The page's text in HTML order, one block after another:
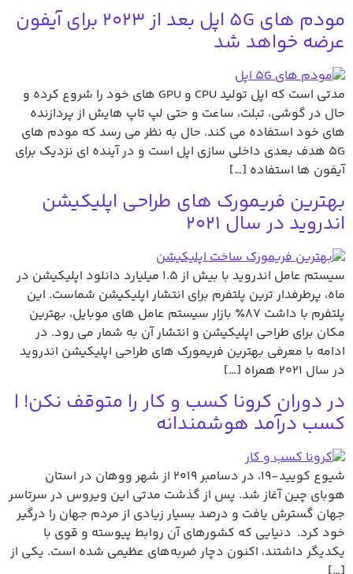
مودم های 5G اپل بعد از 2023 برای آیفون
عرضه خواهد شد
مدتی است که اپل تولید CPU و GPU های خود را شروع کرده و
حال در گوشی، تبلت، ساعت و حتی لپ تاپ هایش از پردازنده
های خود استفاده می کند. حال به نظر می رسد که مودم های
5G هدف بعدی داخلی سازی اپل است و در آینده ای نزدیک برای
آیفون ها استفاده […]
بهترین فریمورک های طراحی اپلیکیشن
اندروید در سال ۲۰۲۱
سیستم عامل اندروید با بیش از ۱.۵ میلیارد دانلود اپلیکیشن در
ماه، پرطرفدار ترین پلتفرم برای انتشار اپلیکیشن شماست. این
پلتفرم با داشت ۸۷٪ بازار سیستم عامل های موبایل، بهترین
مکان برای طراحی اپلیکیشن و انتشار آن به شمار می رود. در
ادامه با معرفی بهترین فریمورک های طراحی اپلیکیشن اندروید
در سال ۲۰۲۱ همراه […]
در دوران کرونا کسب و کار را متوقف نکن! |
کسب درآمد هوشمندانه
شیوع کویید-۱۹، در دسامبر ۲۰۱۹ از شهر ‌ووهان در استان
هوبای چین آغاز شد. پس از گذشت مدتی این ویروس در سر‌تاسر
جهان گسترش یافت و درصد بسیار زیادی از مردم جهان را درگیر
خود کرد. دنیایی که کشور‌های آن روابط پیوسته و قوی با
یکدیگر داشتند، اکنون دچار ضربه‌های عظیمی شده‌ است. یکی از